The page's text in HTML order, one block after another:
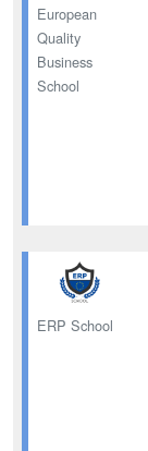
European
Quality
Business
School
ERP School